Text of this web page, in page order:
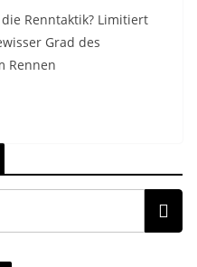
Renntaktik? Limitiert
Grad des
Rennen